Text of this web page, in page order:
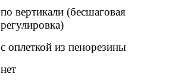
по вертикали (бесшаговая
регулировка)
с оплеткой из пенорезины
нет